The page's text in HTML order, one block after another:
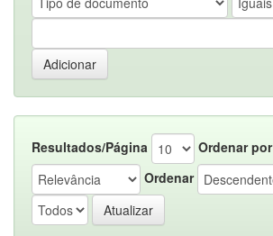
Resultados/Página
Ordenar por
Ordenar